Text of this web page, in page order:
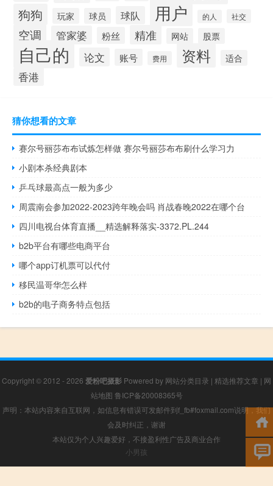
狗狗 玩家 球员 球队 用户 的人 社交
空调 管家婆 粉丝 精准 网站 股票
自己的 论文 账号 费用 资料 适合
香港
猜你想看的文章
赛尔号丽莎布布试炼怎样做 赛尔号丽莎布布刷什么学习力
小剧本杀经典剧本
乒乓球最高点一般为多少
周震南会参加2022-2023跨年晚会吗 肖战春晚2022在哪个台
四川电视台体育直播__精选解释落实-3372.PL.244
b2b平台有哪些电商平台
哪个app订机票可以代付
移民温哥华怎么样
b2b的电子商务特点包括
Copyright © 2012 - 2026 爱粉吧摄影 Powered by 网站分类目录 | 精选推荐文章 | 网
站地图 鲁ICP备20008365号
声明：本站内容来自互联网，如信息有错误可发邮件到f_fb#foxmail.com说明，我们
会及时纠正，谢谢
本站仅为个人兴趣爱好，不接盈利性广告及商业合作
小男孩